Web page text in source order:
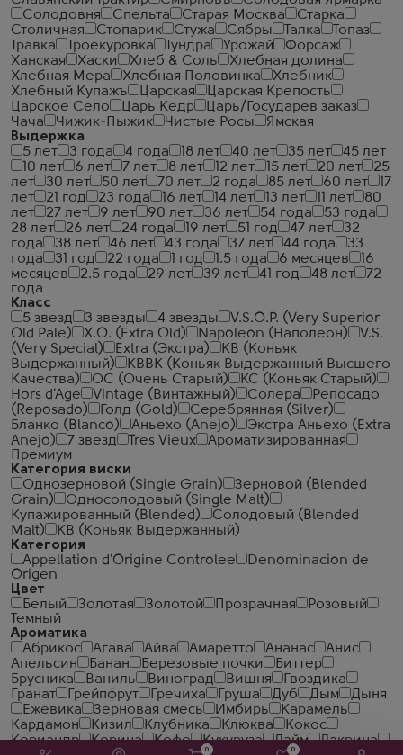
0 0
Солодовня
Спельта Старая Москва
Старка
Столичная
Стопарик Стужа Сябры Талка
Топаз
Травка
Троекуровка Тундра Урожай
Форсаж
Ханская
Хаски Хлеб & Соль
Хлебная долина
Хлебная Мера
Хлебная Половинка
Хлебник
Хлебный Купажъ
Царская
Царская Крепость
Царское Село
Царь Кедр
Царь/Государев заказ
Чача
Чижик-Пыжик Чистые Росы
Ямская
Выдержка
5 лет
3 года 4 года 18 лет 40 лет 35 лет
45 лет
10 лет
6 лет 7 лет 8 лет 12 лет 15 лет 20 лет
25
лет
30 лет 50 лет 70 лет 2 года 85 лет 60 лет
17
лет
21 год 23 года 16 лет 14 лет 13 лет 11 лет
80
лет
27 лет 9 лет 90 лет 36 лет 54 года
53 года
28 лет
26 лет 24 года 19 лет 51 год 47 лет
32
года
38 лет 46 лет 43 года 37 лет 44 года
33
года
31 год 22 года 1 год 1.5 года 6 месяцев
16
месяцев
2.5 года 29 лет 39 лет 41 год 48 лет
72
года
Класс
5 звезд
3 звезды 4 звезды
V.S.O.P. (Very Superior
Old Pale)
X.O. (Extra Old) Napoleon (Наполеон)
V.S.
(Very Special)
Extra (Экстра)
КВ (Коньяк
Выдержанный)
КВВК (Коньяк Выдержанный Высшего
Качества)
ОС (Очень Старый)
КС (Коньяк Старый)
Hors d'Age
Vintage (Винтажный) Солера
Репосадо
(Reposado)
Голд (Gold)
Серебрянная (Silver)
Бланко (Blanco)
Аньехо (Anejo)
Экстра Аньехо (Extra
Anejo)
7 звезд Tres Vieux
Ароматизированная
Премиум
Категория виски
Однозерновой (Single Grain)
Зерновой (Blended
Grain)
Односолодовый (Single Malt)
Купажированный (Blended)
Солодовый (Blended
Malt)
КВ (Коньяк Выдержанный)
Категория
Appellation d'Origine Controlee
Denominacion de
Origen
Цвет
Белый
Золотая Золотой Прозрачная
Розовый
Темный
Ароматика
Абрикос
Агава Айва Амаретто Ананас
Анис
Апельсин
Банан Березовые почки
Биттер
Брусника
Ваниль Виноград Вишня
Гвоздика
Гранат
Грейпфрут Гречиха Груша Дуб Дым
Дыня
Ежевика
Зерновая смесь Имбирь
Карамель
Кардамон
Кизил Клубника Клюква
Кокос
Кориандр
Корица Кофе Кукуруза Лайм
Лакрица